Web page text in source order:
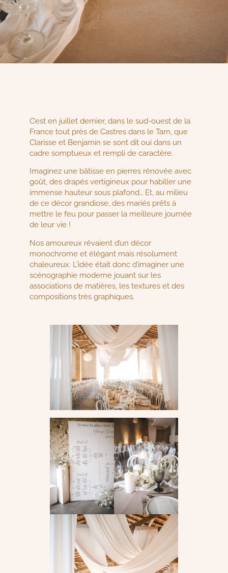
C’est en juillet dernier, dans le sud-ouest de la
France tout près de Castres dans le Tarn, que
Clarisse et Benjamin se sont dit oui dans un
cadre somptueux et rempli de caractère.
Imaginez une bâtisse en pierres rénovée avec
goût, des drapés vertigineux pour habiller une
immense hauteur sous plafond… Et, au milieu
de ce décor grandiose, des mariés prêts à
mettre le feu pour passer la meilleure journée
de leur vie !
Nos amoureux rêvaient d’un décor
monochrome et élégant mais résolument
chaleureux. L’idée était donc d’imaginer une
scénographie moderne jouant sur les
associations de matières, les textures et des
compositions très graphiques.